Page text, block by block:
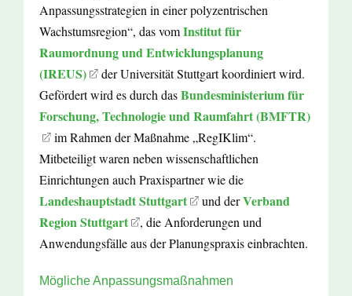
Anpassungsstrategien in einer polyzentrischen
Wachstumsregion“, das vomInstitut für
Raumordnung und Entwicklungsplanung
(IREUS)
der Universität Stuttgart koordiniert wird.
Gefördert wird es durch dasBundesministerium für
Forschung, Technologie und Raumfahrt (BMFTR)
im Rahmen der Maßnahme „RegIKlim“.
Mitbeteiligt waren neben wissenschaftlichen
Einrichtungen auch Praxispartner wie die
Landeshauptstadt Stuttgart und derVerband
Region Stuttgart
, die Anforderungen und
Anwendungsfälle aus der Planungspraxis einbrachten.
Mögliche Anpassungsmaßnahmen